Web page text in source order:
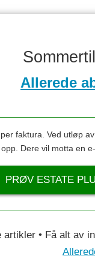
Allerede
faktura. Ved utløp
Dere vil motta en
PRØV ESTATE
artikler • Få alt av